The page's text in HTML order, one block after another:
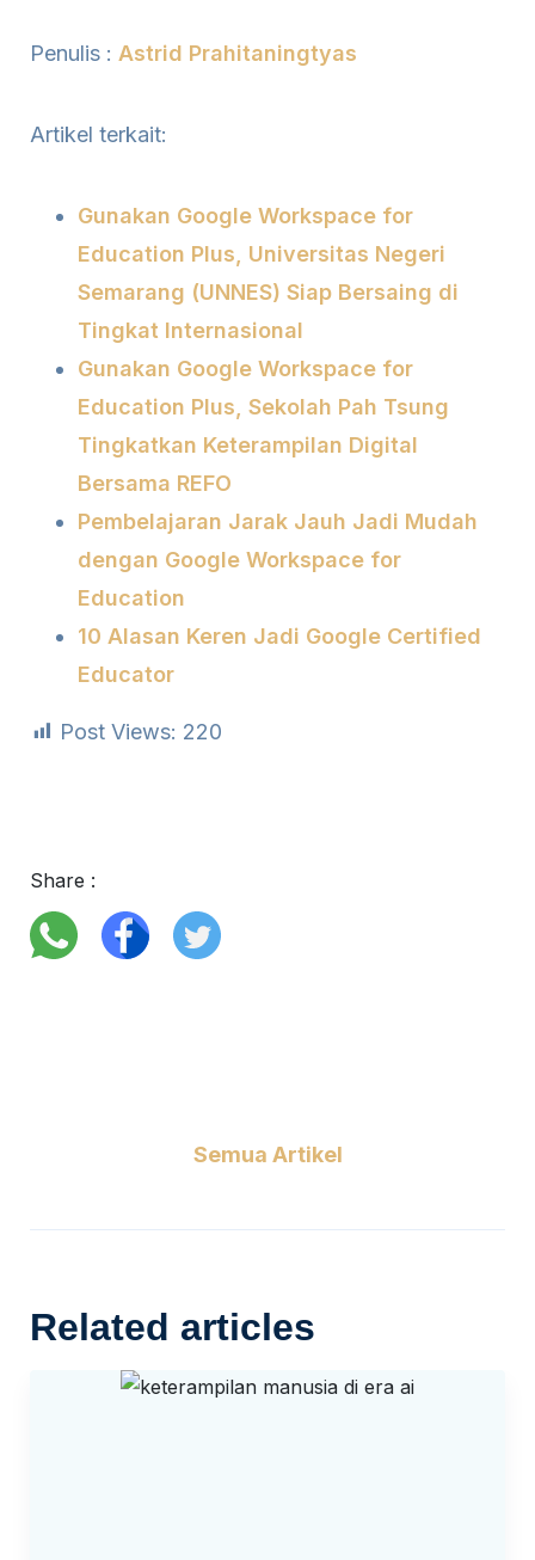
Penulis : Astrid Prahitaningtyas
Artikel terkait:
Gunakan Google Workspace for
Education Plus, Universitas Negeri
Semarang (UNNES) Siap Bersaing di
Tingkat Internasional
Gunakan Google Workspace for
Education Plus, Sekolah Pah Tsung
Tingkatkan Keterampilan Digital
Bersama REFO
Pembelajaran Jarak Jauh Jadi Mudah
dengan Google Workspace for
Education
10 Alasan Keren Jadi Google Certified
Educator
Post Views: 220
Share :
Semua Artikel
Related articles